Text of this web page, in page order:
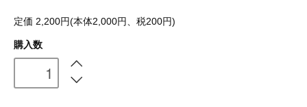
定価 2,200円(本体2,000円、税200円)
購入数